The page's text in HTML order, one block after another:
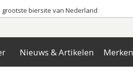
grootste biersite van Nederland
Nieuws & Artikelen Merken